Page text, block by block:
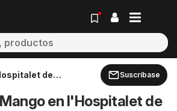
de
Suscríbase
en l'Hospitalet de